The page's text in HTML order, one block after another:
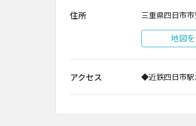
住所 三重県四日市
地図
アクセス ◆近鉄四日市駅